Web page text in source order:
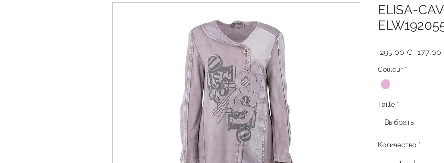
ELISA-
295,00 € 177,00
Couleur *
Taille *
Выбрать
Количество *